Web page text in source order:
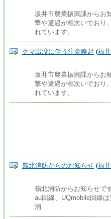
坂井市農業振興課からお
撃や遭遇が相次いでおり
れています。
クマ出没に伴う注意喚起 (福
坂井市農業振興課からお
撃や遭遇が相次いでおり
れています。
嶺北消防からのお知らせ (福
嶺北消防からお知らせで
au回線、UQmobile回線
消